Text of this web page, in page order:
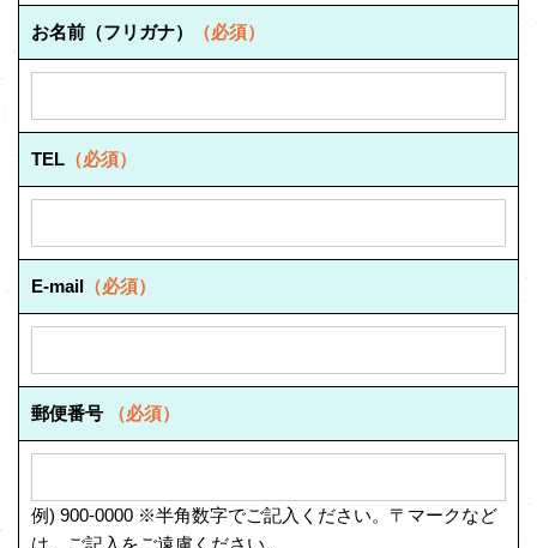
お名前（フリガナ） （必須）
TEL （必須）
E-mail （必須）
郵便番号 （必須）
例) 900-0000 ※半角数字でご記入ください。〒マークなど
は、ご記入をご遠慮ください。